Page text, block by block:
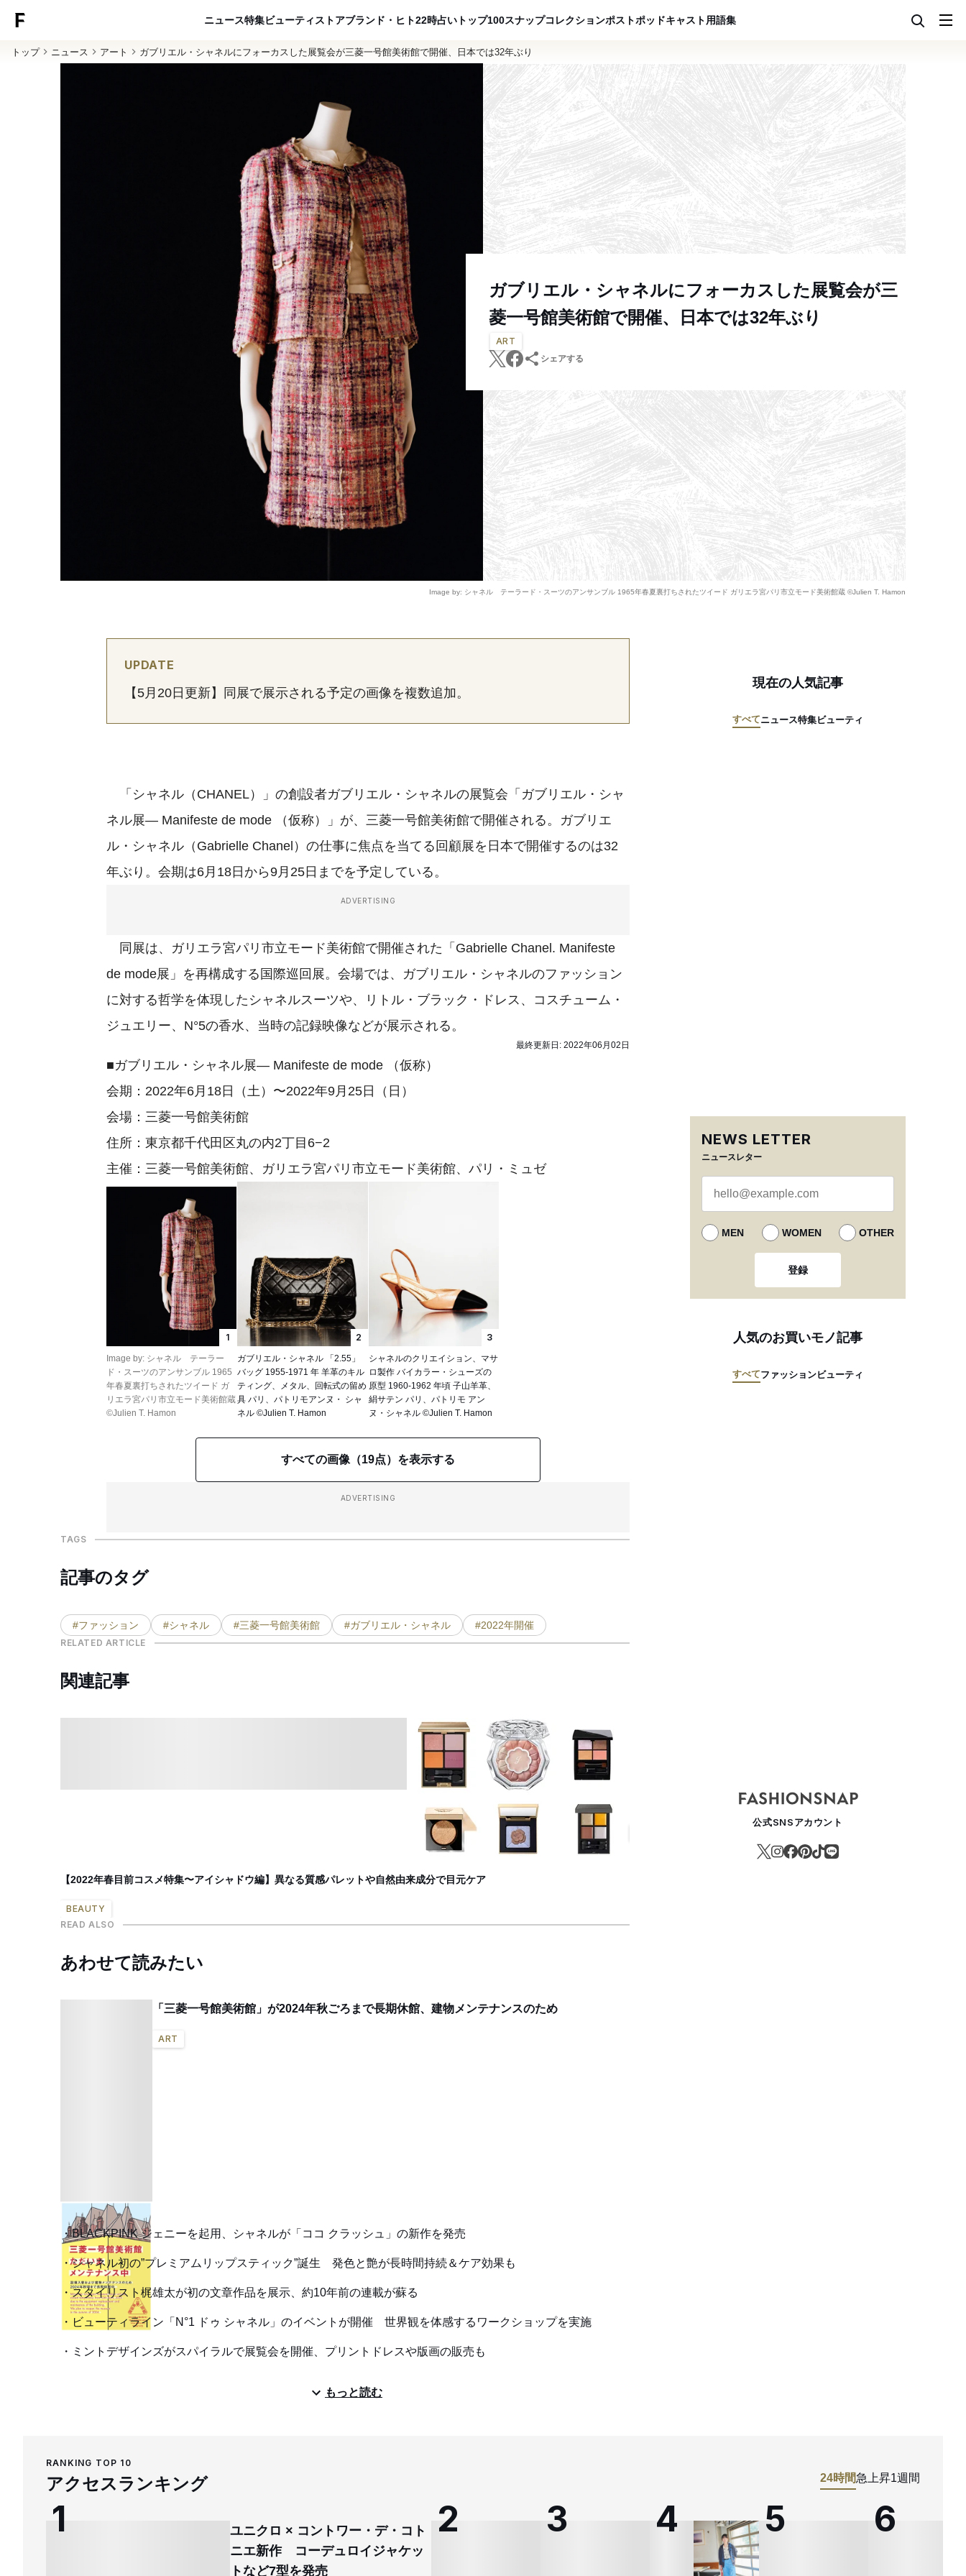
ニュース特集ビューティ ストアブランド・ヒト22時占い トップ100スナップコレクションポストポッドキャスト用語集
トップ ニュース アート ガブリエル・シャネルにフォーカスした展覧会が三菱一号館美術館で開催、日本では32年ぶり
ガブリエル・シャネルにフォーカスした展覧会が三
菱一号館美術館で開催、日本では32年ぶり
ART
シェアする
Image by: シャネル テーラード・スーツのアンサンブル 1965年春夏裏打ちされたツイード ガリエラ宮パリ市立モード美術館蔵 ©Julien T. Hamon
UPDATE
【5月20日更新】同展で展示される予定の画像を複数追加。
「シャネル（CHANEL）」の創設者ガブリエル・シャネルの展覧会「ガブリエル・シャ
ネル展― Manifeste de mode （仮称）」が、三菱一号館美術館で開催される。ガブリエ
ル・シャネル（Gabrielle Chanel）の仕事に焦点を当てる回顧展を日本で開催するのは32
年ぶり。会期は6月18日から9月25日までを予定している。
ADVERTISING
同展は、ガリエラ宮パリ市立モード美術館で開催された「Gabrielle Chanel. Manifeste
de mode展」を再構成する国際巡回展。会場では、ガブリエル・シャネルのファッション
に対する哲学を体現したシャネルスーツや、リトル・ブラック・ドレス、コスチューム・
ジュエリー、N°5の香水、当時の記録映像などが展示される。
最終更新日: 2022年06月02日
■ガブリエル・シャネル展― Manifeste de mode （仮称）
会期：2022年6月18日（土）〜2022年9月25日（日）
会場：三菱一号館美術館
住所：東京都千代田区丸の内2丁目6−2
主催：三菱一号館美術館、ガリエラ宮パリ市立モード美術館、パリ・ミュゼ
1
Image by: シャネル テーラー
ド・スーツのアンサンブル 1965
年春夏裏打ちされたツイード ガ
リエラ宮パリ市立モード美術館蔵
©Julien T. Hamon
2
ガブリエル・シャネル 「2.55」
バッグ 1955-1971 年 羊革のキル
ティング、メタル、回転式の留め
具 パリ、パトリモアンヌ・ シャ
ネル ©Julien T. Hamon
3
シャネルのクリエイション、マサ
ロ製作 バイカラー・シューズの
原型 1960-1962 年頃 子山羊革、
絹サテン パリ、パトリモ アン
ヌ・シャネル ©Julien T. Hamon
すべての画像（19点）を表示する
ADVERTISING
TAGS
記事のタグ
#ファッション #シャネル #三菱一号館美術館 #ガブリエル・シャネル #2022年開催
RELATED ARTICLE
関連記事
【2022年春目前コスメ特集〜アイシャドウ編】異なる質感パレットや自然由来成分で目元ケア
BEAUTY
お気に入りを修理したい時に、ブランド公式のリペアサービスまとめ
READ ALSO
あわせて読みたい
「三菱一号館美術館」が2024年秋ごろまで長期休館、建物メンテナンスのため
ART
BLACKPINK ジェニーを起用、シャネルが「ココ クラッシュ」の新作を発売
シャネル初の”プレミアムリップスティック”誕生 発色と艶が長時間持続＆ケア効果も
スタイリスト梶雄太が初の文章作品を展示、約10年前の連載が蘇る
ビューティライン「N°1 ドゥ シャネル」のイベントが開催 世界観を体感するワークショップを実施
ミントデザインズがスパイラルで展覧会を開催、プリントドレスや版画の販売も
もっと読む
現在の人気記事
すべてニュース特集ビューティ
NEWS LETTER
ニュースレター
MEN WOMEN OTHER
登録
人気のお買いモノ記事
すべてファッションビューティ
公式SNSアカウント
RANKING TOP 10
アクセスランキング 24時間急上昇1週間
ユニクロ × コントワー・デ・コト
ニエ新作 コーデュロイジャケッ
トなど7型を発売